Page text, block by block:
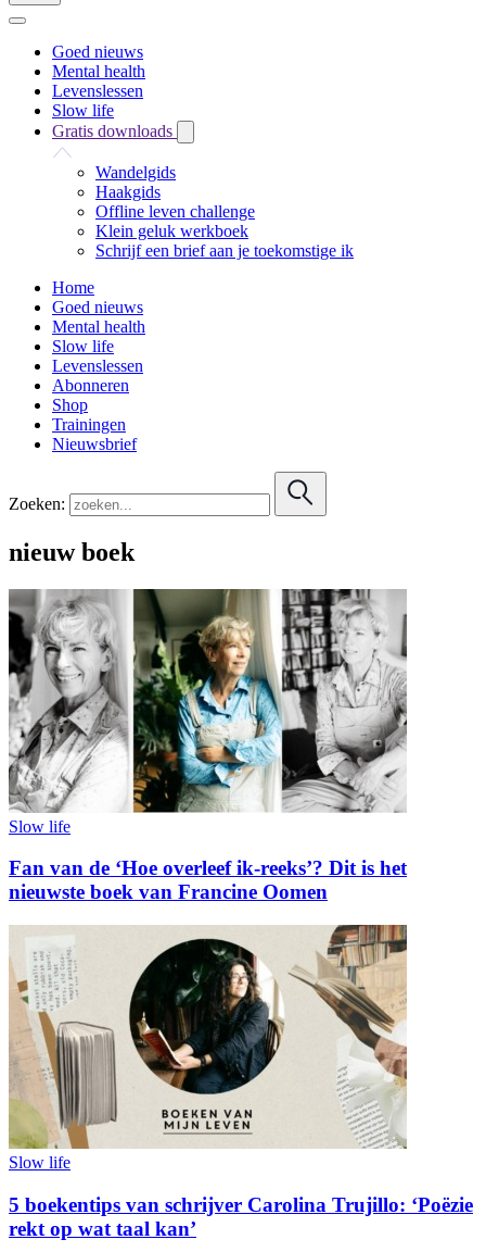
Goed nieuws
Mental health
Levenslessen
Slow life
Gratis downloads
Wandelgids
Haakgids
Offline leven challenge
Klein geluk werkboek
Schrijf een brief aan je toekomstige ik
Home
Goed nieuws
Mental health
Slow life
Levenslessen
Abonneren
Shop
Trainingen
Nieuwsbrief
Zoeken:
nieuw boek
Slow life
Fan van de ‘Hoe overleef ik-reeks’? Dit is het
nieuwste boek van Francine Oomen
Slow life
5 boekentips van schrijver Carolina Trujillo: ‘Poëzie
rekt op wat taal kan’